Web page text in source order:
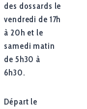
des dossards le
vendredi de 17h
à 20h et le
samedi matin
de 5h30 à
6h30.
Départ le